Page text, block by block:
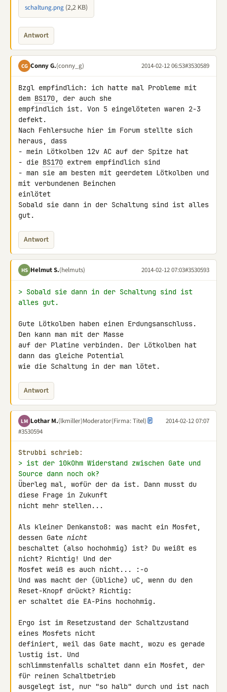
schaltung.png (2,2 KB)
Antwort
CG Conny G.(conny_g) 2014-02-12 06:53#3530589
Bzgl empfindlich: ich hatte mal Probleme mit
dem BS170, der auch she
empfindlich ist. Von 5 eingelöteten waren 2-3
defekt.
Nach Fehlersuche hier im Forum stellte sich
heraus, dass
- mein Lötkolben 12v AC auf der Spitze hat
- die BS170 extrem empfindlich sind
- man sie am besten mit geerdetem Lötkolben und
mit verbundenen Beinchen
einlötet
Sobald sie dann in der Schaltung sind ist alles
gut.
Antwort
HS Helmut S.(helmuts) 2014-02-12 07:03#3530593
> Sobald sie dann in der Schaltung sind ist
alles gut.
Gute Lötkolben haben einen Erdungsanschluss.
Den kann man mit der Masse
auf der Platine verbinden. Der Lötkolben hat
dann das gleiche Potential
wie die Schaltung in der man lötet.
Antwort
LM Lothar M.(lkmiller)Moderator(Firma: Titel)
2014-02-12 07:07
#3530594
Strubbi schrieb:
> ist der 10kOhm Widerstand zwischen Gate und
Source dann noch ok?
Überleg mal, wofür der da ist. Dann musst du
diese Frage in Zukunft
nicht mehr stellen...
Als kleiner Denkanstoß: was macht ein Mosfet,
dessen Gate nicht
beschaltet (also hochohmig) ist? Du weißt es
nicht? Richtig! Und der
Mosfet weiß es auch nicht... :-o
Und was macht der (übliche) uC, wenn du den
Reset-Knopf drückt? Richtig:
er schaltet die EA-Pins hochohmig.
Ergo ist im Resetzustand der Schaltzustand
eines Mosfets nicht
definiert, weil das Gate macht, wozu es gerade
lustig ist. Und
schlimmstenfalls schaltet dann ein Mosfet, der
für reinen Schaltbetrieb
ausgelegt ist, nur "so halb" durch und ist nach